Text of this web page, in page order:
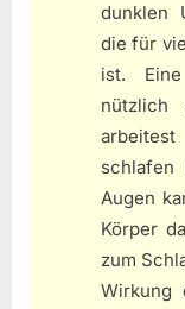
dunklen
die für
ist.
nützlich
Augen
Körper
zum
Wirkung